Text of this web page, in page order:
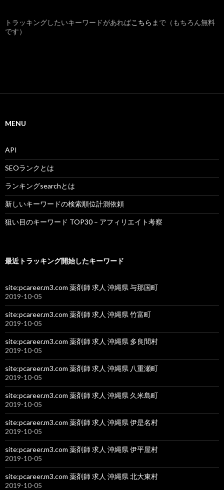
トラッキングしたいキーワードがあればこちら まで（もちろん無料
です）
MENU
API
SEOランクとは
ランキングsearchとは
新しいキーワードの検索順位計測依頼
狙い目のキーワード TOP30 – アフィリエイト考察
最近トラッキング開始したキーワード
site:pcareer.m3.com 薬剤師 求人 沖縄県 与那国町
2019-10-05
site:pcareer.m3.com 薬剤師 求人 沖縄県 竹富町
2019-10-05
site:pcareer.m3.com 薬剤師 求人 沖縄県 多良間村
2019-10-05
site:pcareer.m3.com 薬剤師 求人 沖縄県 八重瀬町
2019-10-05
site:pcareer.m3.com 薬剤師 求人 沖縄県 久米島町
2019-10-05
site:pcareer.m3.com 薬剤師 求人 沖縄県 伊是名村
2019-10-05
site:pcareer.m3.com 薬剤師 求人 沖縄県 伊平屋村
2019-10-05
site:pcareer.m3.com 薬剤師 求人 沖縄県 北大東村
2019-10-05